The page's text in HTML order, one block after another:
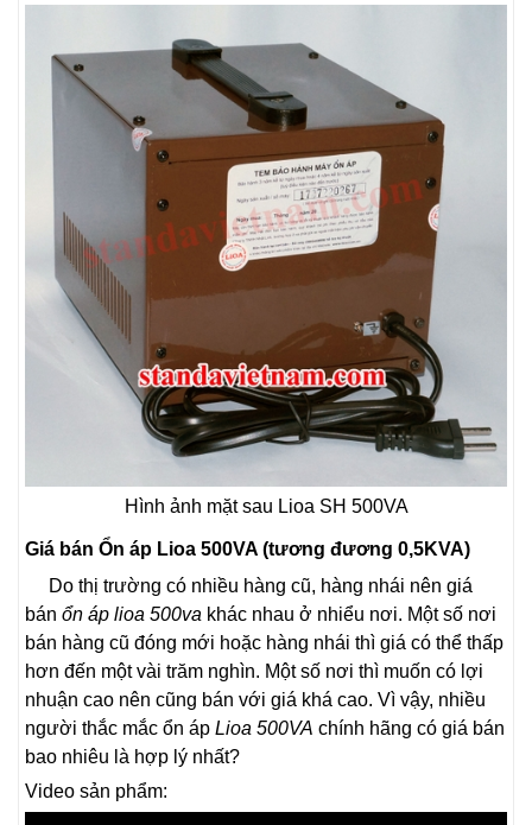
Hình ảnh mặt sau Lioa SH 500VA
Giá bán Ổn áp Lioa 500VA (tương đương 0,5KVA)
Do thị trường có nhiều hàng cũ, hàng nhái nên giá
bán ổn áp lioa 500va khác nhau ở nhiểu nơi. Một số nơi
bán hàng cũ đóng mới hoặc hàng nhái thì giá có thể thấp
hơn đến một vài trăm nghìn. Một số nơi thì muốn có lợi
nhuận cao nên cũng bán với giá khá cao. Vì vậy, nhiều
người thắc mắc ổn áp Lioa 500VA chính hãng có giá bán
bao nhiêu là hợp lý nhất?
Video sản phẩm: